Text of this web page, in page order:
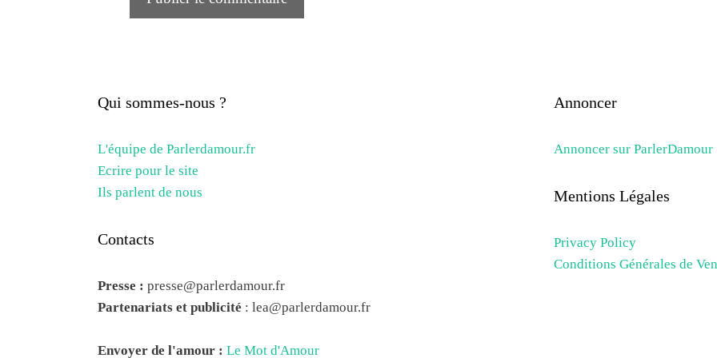
Qui sommes-nous ?
L'équipe de Parlerdamour.fr
Ecrire pour le site
Ils parlent de nous
Contacts
Presse : presse@parlerdamour.fr
Partenariats et publicité : lea@parlerdamour.fr
Envoyer de l'amour : Le Mot d'Amour
Annoncer
Annoncer sur ParlerDamour
Mentions Légales
Privacy Policy
Conditions Générales de